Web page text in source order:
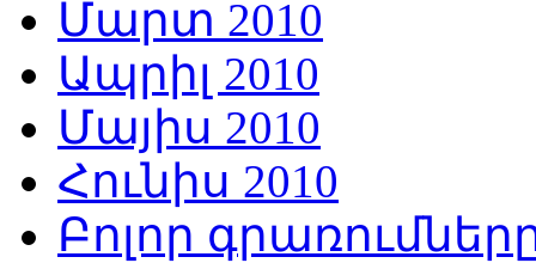
Մարտ 2010
Ապրիլ 2010
Մայիս 2010
Հունիս 2010
Բոլոր